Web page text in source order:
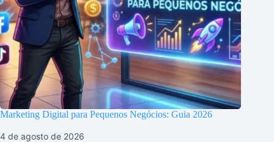
Marketing Digital para Pequenos Negócios: Guia 2026
4 de agosto de 2026